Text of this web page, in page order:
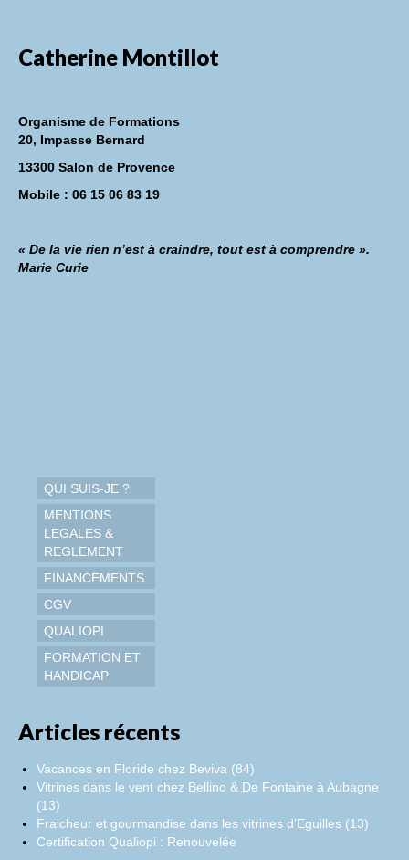
Catherine Montillot
Organisme de Formations
20, Impasse Bernard
13300 Salon de Provence
Mobile : 06 15 06 83 19
« De la vie rien n’est à craindre, tout est à comprendre ».
Marie Curie
QUI SUIS-JE ?
MENTIONS
LEGALES &
REGLEMENT
FINANCEMENTS
CGV
QUALIOPI
FORMATION ET
HANDICAP
Articles récents
Vacances en Floride chez Beviva (84)
Vitrines dans le vent chez Bellino & De Fontaine à Aubagne
(13)
Fraicheur et gourmandise dans les vitrines d’Eguilles (13)
Certification Qualiopi : Renouvelée